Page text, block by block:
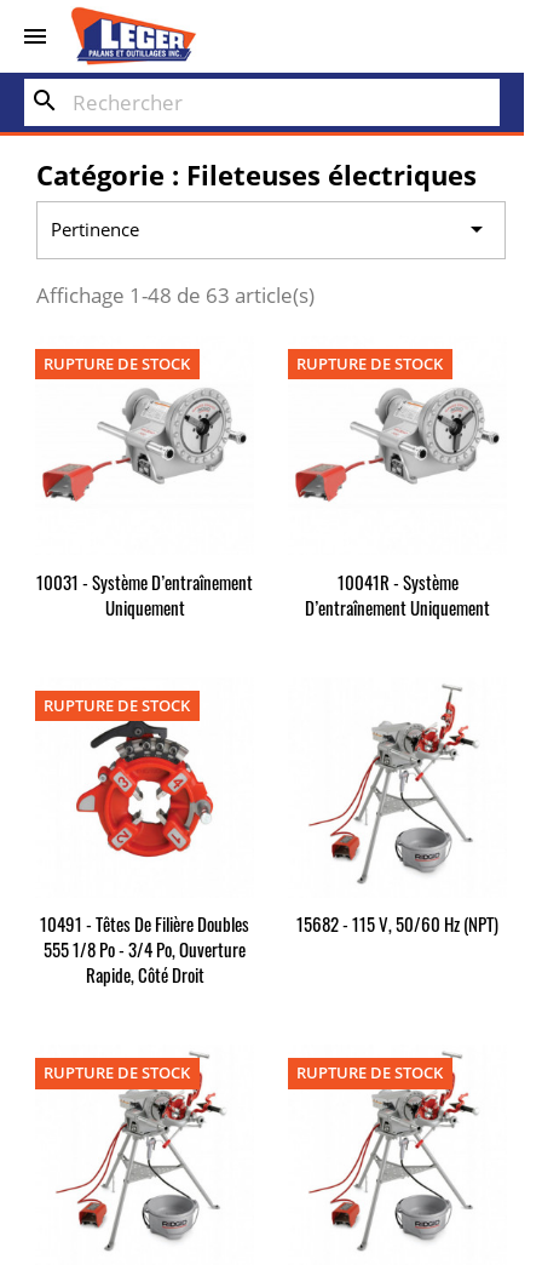

search
Catégorie : Fileteuses électriques
Pertinence 
Affichage 1-48 de 63 article(s)
10031 - Système D’entraînement
Uniquement
RUPTURE DE STOCK
10041R - Système
D’entraînement Uniquement
RUPTURE DE STOCK
10491 - Têtes De Filière Doubles
555 1/8 Po - 3/4 Po, Ouverture
Rapide, Côté Droit
RUPTURE DE STOCK
15682 - 115 V, 50/60 Hz (NPT)
RUPTURE DE STOCK RUPTURE DE STOCK